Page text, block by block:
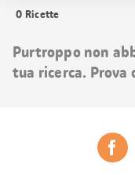
0 Ricette
Purtroppo non
tua ricerca.